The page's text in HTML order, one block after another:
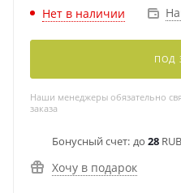
Нет в наличии
ПОД
Наши менеджеры обязательно
заказа
Бонусный счет: до 28
Хочу в подарок